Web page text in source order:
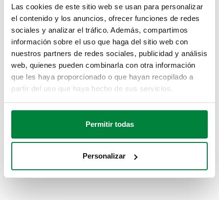
Las cookies de este sitio web se usan para personalizar
el contenido y los anuncios, ofrecer funciones de redes
sociales y analizar el tráfico. Además, compartimos
información sobre el uso que haga del sitio web con
nuestros partners de redes sociales, publicidad y análisis
web, quienes pueden combinarla con otra información
que les haya proporcionado o que hayan recopilado a
partir del uso que haya hecho de sus servicios.
Permitir todas
Personalizar
Escala de termómetro:0–80 °C
PLANOS Y ESPECIFICACIONES
artículo
Conexión 1 Conexión 2
G 3/4" (ISO 228-1)
H